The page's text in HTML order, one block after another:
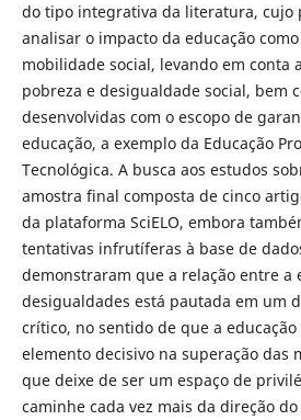
do tipo integrativa da literatura, cujo
analisar o impacto da educação
mobilidade social, levando em conta
pobreza e desigualdade social, bem
desenvolvidas com o escopo de
educação, a exemplo da Educação
Tecnológica. A busca aos estudos
amostra final composta de cinco
da plataforma SciELO, embora
tentativas infrutíferas à base de
demonstraram que a relação entre a
desigualdades está pautada em um
crítico, no sentido de que a
elemento decisivo na superação das
que deixe de ser um espaço de
caminhe cada vez mais da direção